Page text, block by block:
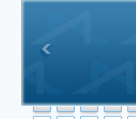
148
149
150
151